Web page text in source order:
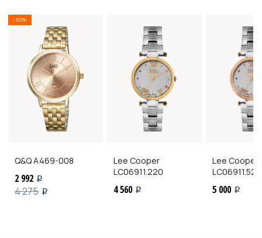
-30%
Q&QA469-008
2 992 i
4 275 i
Lee Cooper
LC06911.220
4 560 i
Lee Cooper
LC06911.520
5 000 i